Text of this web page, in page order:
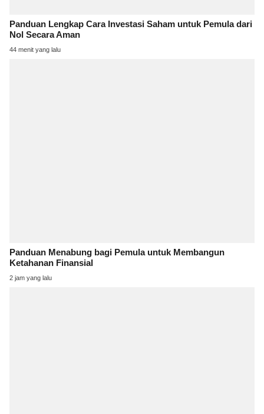
Panduan Lengkap Cara Investasi Saham untuk Pemula dari
Nol Secara Aman
44 menit yang lalu
Panduan Menabung bagi Pemula untuk Membangun
Ketahanan Finansial
2 jam yang lalu